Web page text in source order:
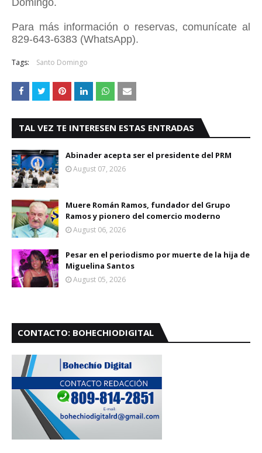
Domingo.
Para más información o reservas, comunícate al
829-643-6383 (WhatsApp).
Tags: Santo Domingo
TAL VEZ TE INTERESEN ESTAS ENTRADAS
Abinader acepta ser el presidente del PRM
August 07, 2026
Muere Román Ramos, fundador del Grupo
Ramos y pionero del comercio moderno
August 06, 2026
Pesar en el periodismo por muerte de la hija de
Miguelina Santos
August 05, 2026
CONTACTO: BOHECHIODIGITAL